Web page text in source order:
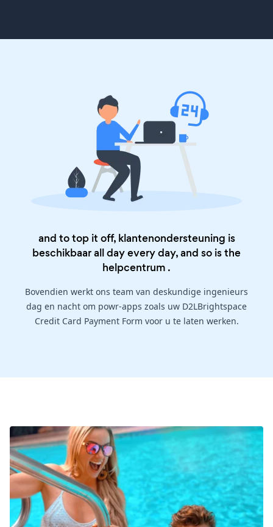
and to top it off, klantenondersteuning is
beschikbaar all day every day, and so is the
helpcentrum .
Bovendien werkt ons team van deskundige ingenieurs
dag en nacht om powr-apps zoals uw D2LBrightspace
Credit Card Payment Form voor u te laten werken.